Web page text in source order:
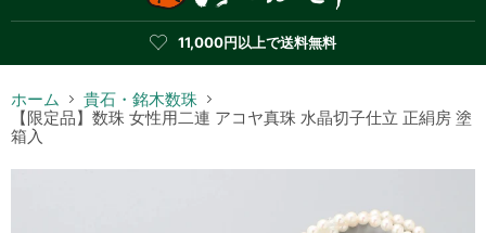
索
11,000円以上で送料無料
ー
見
ホーム
貴石・銘木数珠
【限定品】数珠 女性用二連 アコヤ真珠 水晶切子仕立 正絹房 塗
箱入